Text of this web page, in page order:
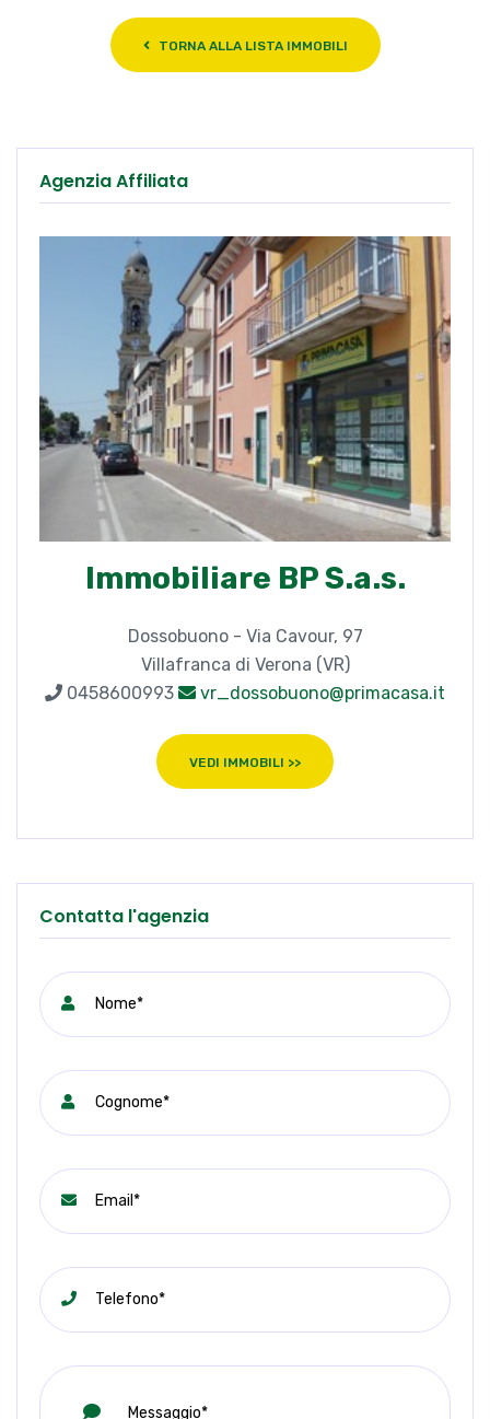
TORNA ALLA LISTA IMMOBILI
Agenzia Affiliata
Immobiliare BP S.a.s.
Dossobuono - Via Cavour, 97
Villafranca di Verona (VR)
0458600993
vr_dossobuono@primacasa.it
VEDI IMMOBILI >>
Contatta l'agenzia